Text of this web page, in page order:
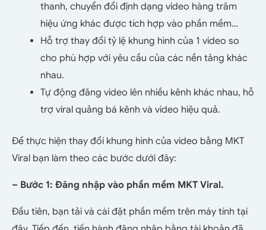
thanh, chuyển đổi định dạng video hàng trăm
hiệu ứng khác được tích hợp vào phần mềm…
Hỗ trợ thay đổi tỷ lệ khung hình của 1 video so
cho phù hợp với yêu cầu của các nền tảng khác
nhau.
Tự động đăng video lên nhiều kênh khác nhau, hỗ
trợ viral quảng bá kênh và video hiệu quả.
Để thực hiện thay đổi khung hình của video bằng MKT
Viral bạn làm theo các bước dưới đây:
– Bước 1: Đăng nhập vào phần mềm MKT Viral.
Đầu tiên, bạn tải và cài đặt phần mềm trên máy tính tại